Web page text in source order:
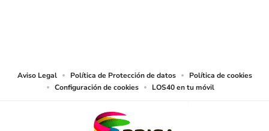
Aviso Legal Política de Protección de datos
Política de cookies
Configuración de cookies
LOS40 en tu móvil